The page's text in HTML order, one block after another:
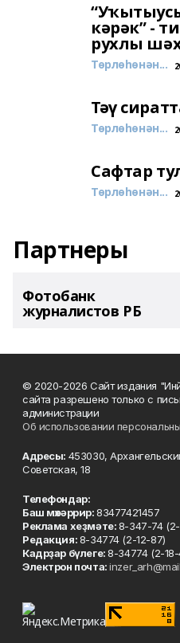
кәрәк” -
рухлы
Төрлөһөнән...
Тәү
Төрлөһөнән...
Сафтар
Төрлөһөнән...
Партнеры
Фотобанк
журналистов РБ
© 2020-2026 Сайт издания
сайта разрешено только с
администрации
Об использовании
Адресы: 453030,
Советская, 18
Телефондар:
Баш мөхәррир:83477421457
Реклама хеҙмәте:8-347-74
Редакция:8-34774 (2-12-87)
Кадрҙар бүлеге:8-34774 (2-
Электрон почта: